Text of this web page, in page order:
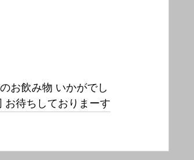
お待ちしておりまーす